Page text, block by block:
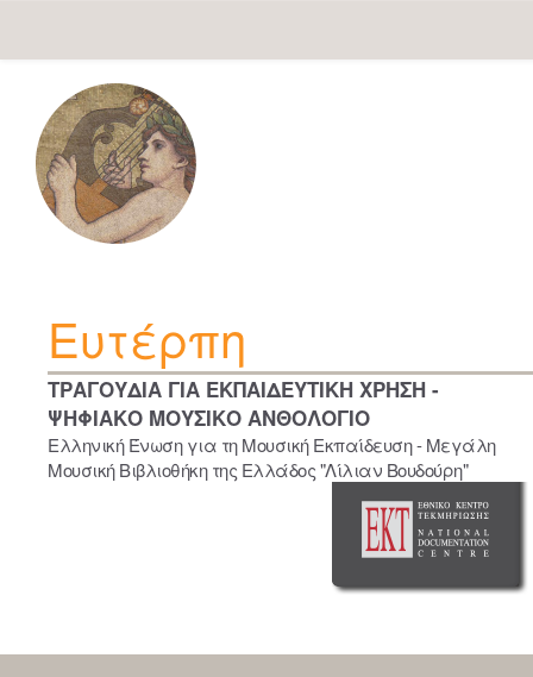
navigation
Ευτέρπη
ΤΡΑΓΟΥΔΙΑ ΓΙΑ ΕΚΠΑΙΔΕΥΤΙΚΗ ΧΡΗΣΗ -
ΨΗΦΙΑΚΟ ΜΟΥΣΙΚΟ ΑΝΘΟΛΟΓΙΟ
Ελληνική Ένωση για τη Μουσική Εκπαίδευση - Μεγάλη
Μουσική Βιβλιοθήκη της Ελλάδος "Λίλιαν Βουδούρη"